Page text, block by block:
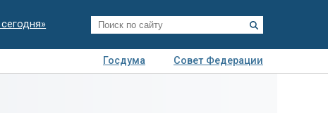
Госдума
Совет Федерации